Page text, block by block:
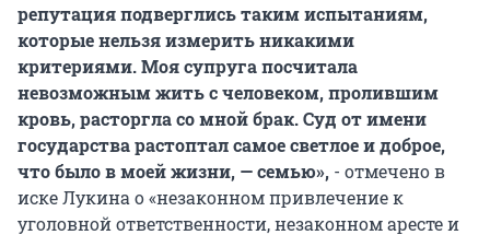
репутация подверглись таким испытаниям,
которые нельзя измерить никакими
критериями. Моя супруга посчитала
невозможным жить с человеком, пролившим
кровь, расторгла со мной брак. Суд от имени
государства растоптал самое светлое и доброе,
что было в моей жизни, — семью», - отмечено в
иске Лукина о «незаконном привлечение к
уголовной ответственности, незаконном аресте и